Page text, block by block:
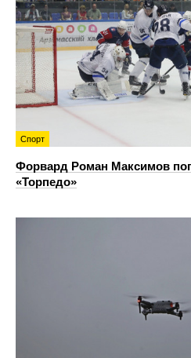
Спорт
Форвард Роман Максимов
«Торпедо»